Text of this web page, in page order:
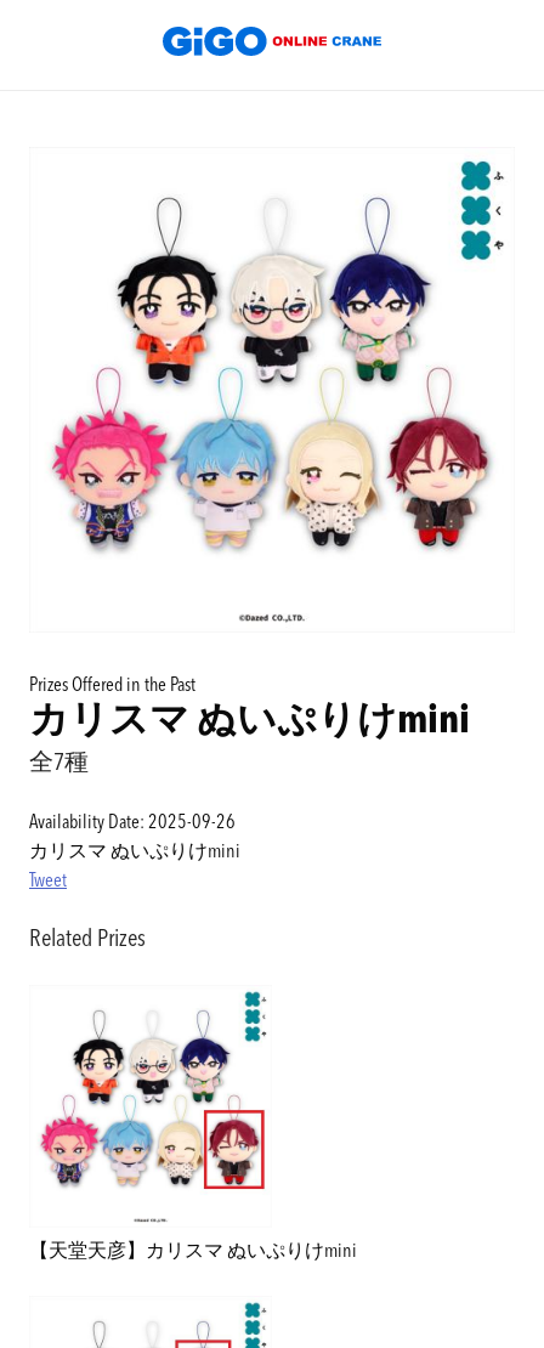
Prizes Offered in the Past
カリスマ ぬいぷりけmini
全7種
Availability Date: 2025-09-26
カリスマ ぬいぷりけmini
Tweet
Related Prizes
【天堂天彦】カリスマ ぬいぷりけmini